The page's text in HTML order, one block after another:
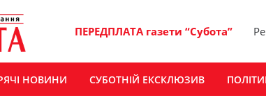
ПЕРЕДПЛАТА газети “Субота”
НОВИНИ СУБОТНІЙ ЕКСКЛЮЗИВ